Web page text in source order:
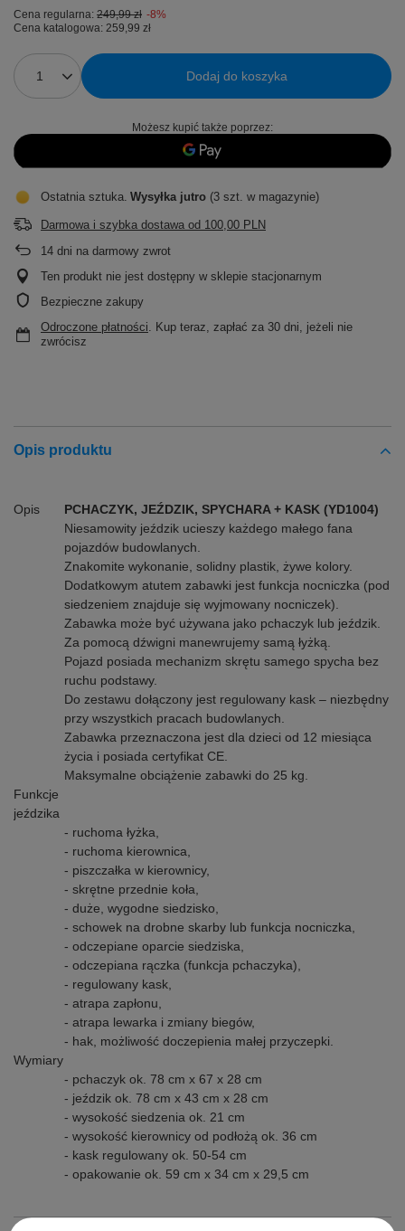
Cena regularna: 249,99 zł -8%
Cena katalogowa: 259,99 zł
Dodaj do koszyka
Możesz kupić także poprzez:
Ostatnia sztuka Wysyłka jutro (3 szt. w magazynie)
Darmowa i szybka dostawa od 100,00 PLN
14 dni na darmowy zwrot
Ten produkt nie jest dostępny w sklepie stacjonarnym
Bezpieczne zakupy
Odroczone płatności. Kup teraz, zapłać za 30 dni, jeżeli nie
zwrócisz
Opis produktu
Opis
PCHACZYK, JEŹDZIK, SPYCHARA + KASK (YD1004)
Niesamowity jeździk ucieszy każdego małego fana
pojazdów budowlanych.
Znakomite wykonanie, solidny plastik, żywe kolory.
Dodatkowym atutem zabawki jest funkcja nocniczka (pod
siedzeniem znajduje się wyjmowany nocniczek).
Zabawka może być używana jako pchaczyk lub jeździk.
Za pomocą dźwigni manewrujemy samą łyżką.
Pojazd posiada mechanizm skrętu samego spycha bez
ruchu podstawy.
Do zestawu dołączony jest regulowany kask – niezbędny
przy wszystkich pracach budowlanych.
Zabawka przeznaczona jest dla dzieci od 12 miesiąca
życia i posiada certyfikat CE.
Maksymalne obciążenie zabawki do 25 kg.
Funkcje
jeździka
- ruchoma łyżka,
- ruchoma kierownica,
- piszczałka w kierownicy,
- skrętne przednie koła,
- duże, wygodne siedzisko,
- schowek na drobne skarby lub funkcja nocniczka,
- odczepiane oparcie siedziska,
- odczepiana rączka (funkcja pchaczyka),
- regulowany kask,
- atrapa zapłonu,
- atrapa lewarka i zmiany biegów,
- hak, możliwość doczepienia małej przyczepki.
Wymiary
- pchaczyk ok. 78 cm x 67 x 28 cm
- jeździk ok. 78 cm x 43 cm x 28 cm
- wysokość siedzenia ok. 21 cm
- wysokość kierownicy od podłożą ok. 36 cm
- kask regulowany ok. 50-54 cm
- opakowanie ok. 59 cm x 34 cm x 29,5 cm